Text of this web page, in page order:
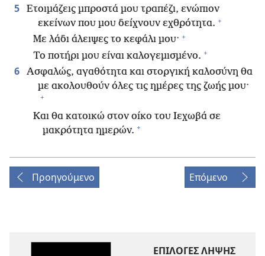
5
Ετοιμάζεις μπροστά μου τραπέζι, ενώπιον
εκείνων που μου δείχνουν εχθρότητα. +
Με λάδι άλειψες το κεφάλι μου· +
Το ποτήρι μου είναι καλογεμισμένο. +
6
Ασφαλώς, αγαθότητα και στοργική καλοσύνη θα
με ακολουθούν όλες τις ημέρες της ζωής μου·
+
Και θα κατοικώ στον οίκο του Ιεχωβά σε
μακρότητα ημερών. +
Προηγούμενο Επόμενο
ΕΠΙΛΟΓΕΣ ΛΗΨΗΣ